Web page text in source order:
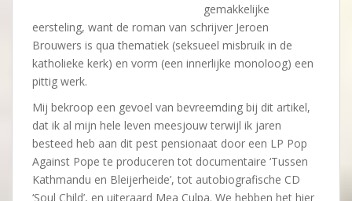
gemakkelijke
eersteling, want de roman van schrijver Jeroen
Brouwers is qua thematiek (seksueel misbruik in de
katholieke kerk) en vorm (een innerlijke monoloog) een
pittig werk.
Mij bekroop een gevoel van bevreemding bij dit artikel,
dat ik al mijn hele leven meesjouw terwijl ik jaren
besteed heb aan dit pest pensionaat door een LP Pop
Against Pope te produceren tot documentaire ‘Tussen
Kathmandu en Bleijerheide’, tot autobiografische CD
‘Soul Child’, en uiteraard Mea Culpa. We hebben het hier